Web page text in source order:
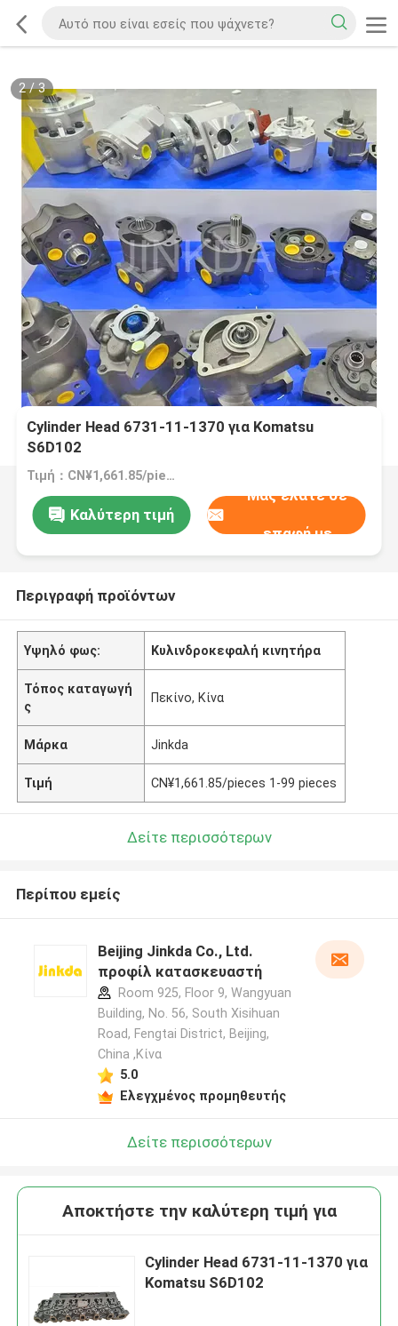
2/3
Cylinder Head 6731-11-1370 για Komatsu
S6D102
Τιμή：CN¥1,661.85/pieces 1-99 pieces
Καλύτερη τιμή
Μας ελάτε σε
επαφή με
Περιγραφή προϊόντων
Υψηλό φως: Κυλινδροκεφαλή κινητήρα
Τόπος καταγωγή
ς
Πεκίνο, Κίνα
Μάρκα Jinkda
Τιμή CN¥1,661.85/pieces 1-99 pieces
Δείτε περισσότερων
Περίπου εμείς
Beijing Jinkda Co., Ltd.
προφίλ κατασκευαστή
Room 925, Floor 9, Wangyuan
Building, No. 56, South Xisihuan
Road, Fengtai District, Beijing,
China ,Κίνα
5.0
Ελεγχμένος προμηθευτής
Δείτε περισσότερων
Αποκτήστε την καλύτερη τιμή για
Cylinder Head 6731-11-1370 για
Komatsu S6D102